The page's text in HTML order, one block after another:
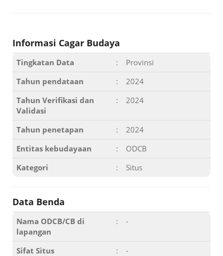
Informasi Cagar Budaya
Tingkatan Data :
Provinsi
Tahun pendataan
:
2024
Tahun Verifikasi dan
Validasi
: 2024
Tahun penetapan :
2024
Entitas kebudayaan
:
ODCB
Kategori
: Situs
Data Benda
Nama ODCB/CB di
lapangan
: -
Sifat Situs :
-